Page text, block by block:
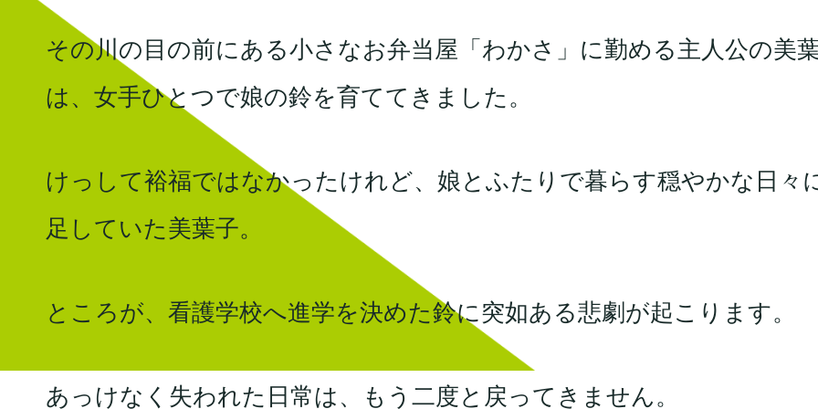
その川の目の前にある小さなお弁当屋「わかさ」に勤める主人公の美
は、女手ひとつで娘の鈴を育ててきました。
けっして裕福ではなかったけれど、娘とふたりで暮らす穏やかな日々
足していた美葉子。
ところが、看護学校へ進学を決めた鈴に突如ある悲劇が起こります。
あっけなく失われた日常は、もう二度と戻ってきません。